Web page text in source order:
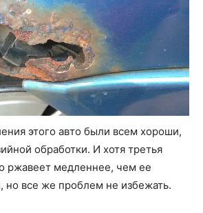
этого авто были всем хороши,
обработки. И хотя третья
ржавеет медленнее, чем ее
но все же проблем не избежать.